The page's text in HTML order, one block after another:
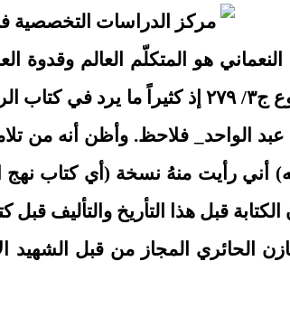
هو المتكلّم العالم وقدوة
النعماني صاحب كتاب <نهج السداد في شرح الاعتقاد> المذكور في <رياض
فلاحظ. وأظن أنه من
أني رأيت منهُ نسخة (أي كتاب